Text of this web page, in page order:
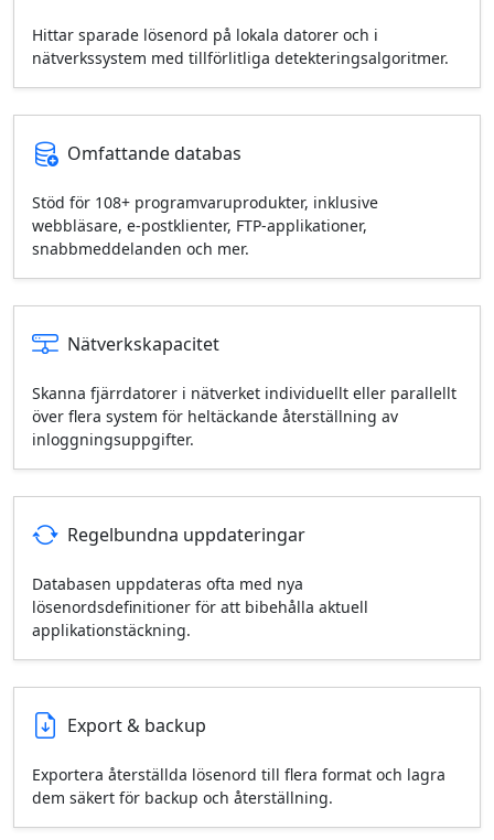
Hittar sparade lösenord på lokala datorer och i
nätverkssystem med tillförlitliga detekteringsalgoritmer.
Omfattande databas
Stöd för 108+ programvaruprodukter, inklusive
webbläsare, e‑postklienter, FTP‑applikationer,
snabbmeddelanden och mer.
Nätverkskapacitet
Skanna fjärrdatorer i nätverket individuellt eller parallellt
över flera system för heltäckande återställning av
inloggningsuppgifter.
Regelbundna uppdateringar
Databasen uppdateras ofta med nya
lösenordsdefinitioner för att bibehålla aktuell
applikationstäckning.
Export & backup
Exportera återställda lösenord till flera format och lagra
dem säkert för backup och återställning.